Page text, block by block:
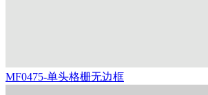
MF0475-单头格栅无边框